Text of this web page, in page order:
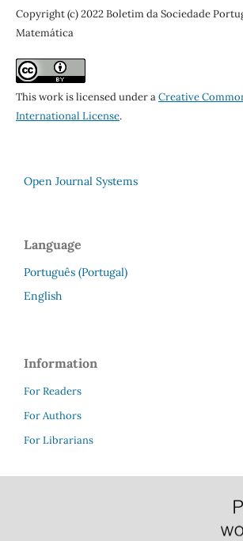
Copyright (c) 2022 Boletim da Sociedade
Matemática
This work is licensed under aCreative
International License.
Open Journal Systems
Language
Português (Portugal)
English
Information
For Readers
For Authors
For Librarians